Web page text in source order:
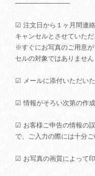
────────────
☑ 注文日から１ヶ月間連
キャンセルとさせていた
※すぐにお写真のご用意
セルの対象ではありません
☑ メールに添付いただい
☑ 情報がそろい次第の作
☑ お客様ご申告の情報の
で、ご入力の際には十分
☑ お写真の画質によって